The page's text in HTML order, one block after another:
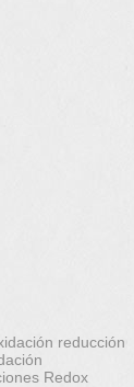
reducción
Redox